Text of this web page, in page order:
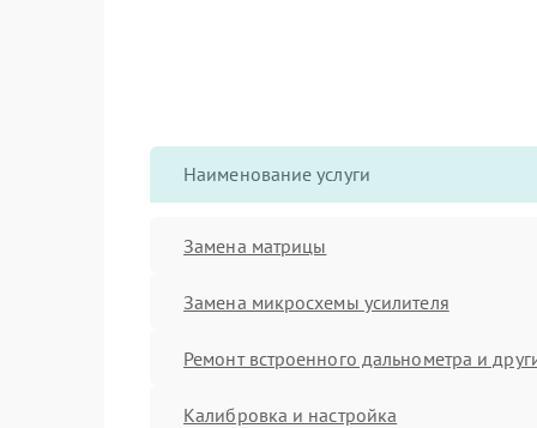
Наименование услуги
Замена матрицы
Замена микросхемы усилителя
Ремонт встроенного дальнометра и
Калибровка и настройка